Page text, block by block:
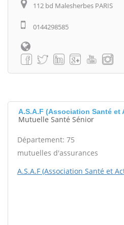
112 bd Malesherbes PARIS
0144298585
A.S.A.F (Association Santé et
Mutuelle Santé Sénior
Département: 75
mutuelles d'assurances
A.S.A.F (Association Santé et